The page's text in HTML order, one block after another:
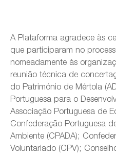
A Plataforma agradece às
que participaram no
nomeadamente às
reunião técnica de
do Património de Mértola
Portuguesa para o
Associação Portuguesa de
Confederação Portuguesa
Ambiente (CPADA);
Voluntariado (CPV);